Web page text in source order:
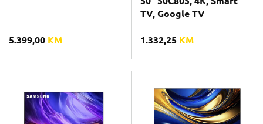
5.399,00 KM
TV, Google TV
1.332,25 KM